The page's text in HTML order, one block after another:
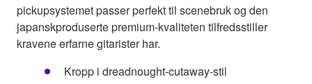
pickupsystemet passer perfekt til scenebruk og den
japanskproduserte premium-kvaliteten tilfredsstiller
kravene erfarne gitarister har.
Kropp i dreadnought-cutaway-stil